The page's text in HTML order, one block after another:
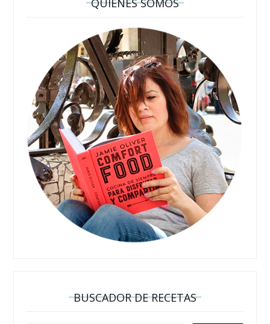
QUIÉNES SOMOS
BUSCADOR DE RECETAS